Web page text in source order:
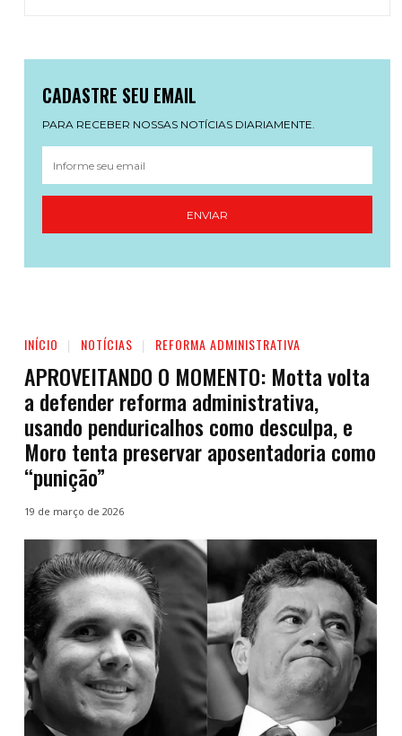
CADASTRE SEU EMAIL
PARA RECEBER NOSSAS NOTÍCIAS DIARIAMENTE.
ENVIAR